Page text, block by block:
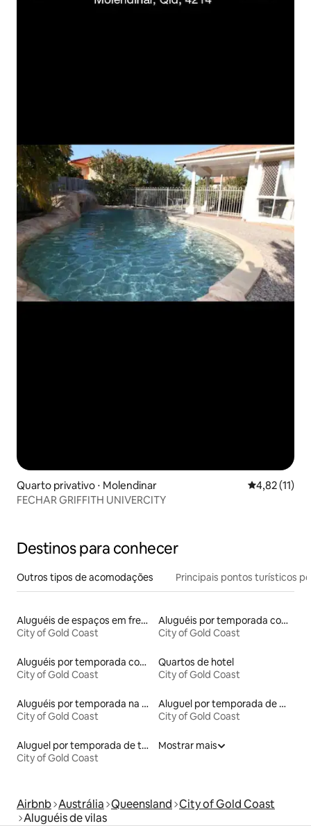
Quarto privativo ⋅ Molendinar 4,82 de uma
4,82 (11)
FECHAR GRIFFITH UNIVERCITY
Destinos para conhecer
Outros tipos de acomodações Principais pontos turísticos
Aluguéis de espaços em frente à praia
City of Gold Coast
Aluguéis por temporada com sauna
City of Gold Coast
Aluguéis por temporada com cama de altura acessível
City of Gold Coast
Quartos de hotel
City of Gold Coast
Aluguéis por temporada na orla
City of Gold Coast
Aluguel por temporada de microcasas
City of Gold Coast
Aluguel por temporada de townhouses
City of Gold Coast
Mostrar mais
Airbnb Austrália Queensland City of Gold Coast
Aluguéis de vilas